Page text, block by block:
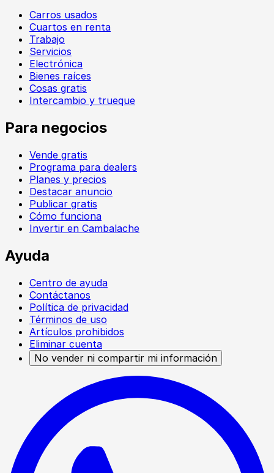
Carros usados
Cuartos en renta
Trabajo
Servicios
Electrónica
Bienes raíces
Cosas gratis
Intercambio y trueque
Para negocios
Vende gratis
Programa para dealers
Planes y precios
Destacar anuncio
Publicar gratis
Cómo funciona
Invertir en Cambalache
Ayuda
Centro de ayuda
Contáctanos
Política de privacidad
Términos de uso
Artículos prohibidos
Eliminar cuenta
No vender ni compartir mi información